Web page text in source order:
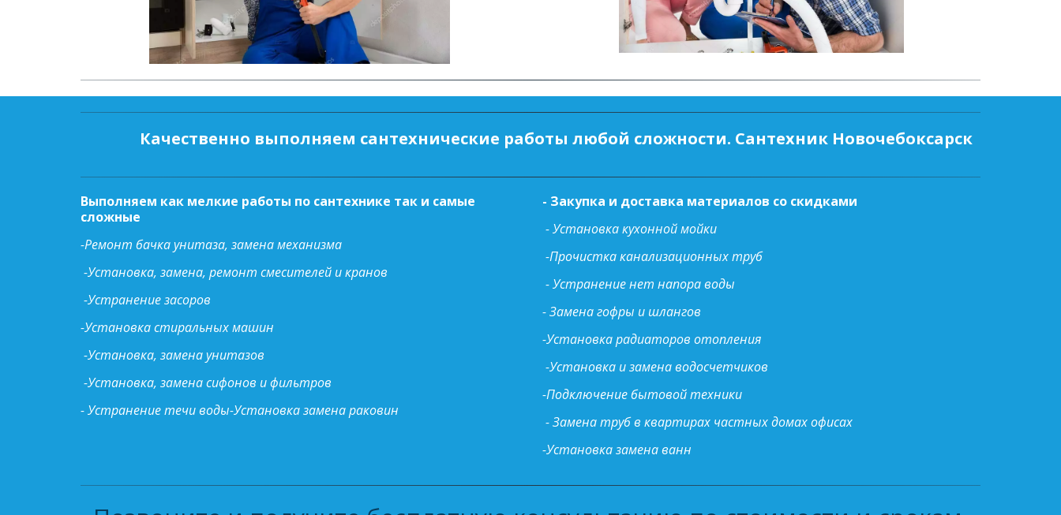
Качественно выполняем сантехнические работы любой сложности. Сантехник Новочебоксарск
Выполняем как мелкие работы по сантехнике так и самые
сложные
-Ремонт бачка унитаза, замена механизма
-Установка, замена, ремонт смесителей и кранов
-Устранение засоров
-Установка стиральных машин
-Установка, замена унитазов
-Установка, замена сифонов и фильтров
- Устранение течи воды-Установка замена раковин
- Закупка и доставка материалов со скидками
- Установка кухонной мойки
-Прочистка канализационных труб
- Устранение нет напора воды
- Замена гофры и шлангов
-Установка радиаторов отопления
-Установка и замена водосчетчиков
-Подключение бытовой техники
- Замена труб в квартирах частных домах офисах
-Установка замена ванн